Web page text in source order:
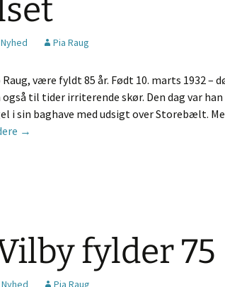
Nyhed Pia Raug
være fyldt 85 år. Født 10. marts 1932 –
til tider irriterende skør. Den dag var han
i sin baghave med udsigt over Storebælt.
Min far og Brocken-spøgelset
→
fylder 75
Nyhed Pia Raug